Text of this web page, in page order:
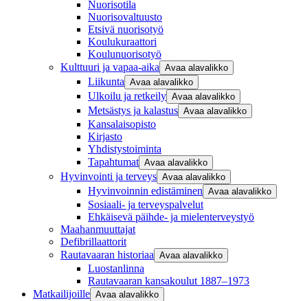
Nuorisotila
Nuorisovaltuusto
Etsivä nuorisotyö
Koulukuraattori
Koulunuorisotyö
Kulttuuri ja vapaa-aika Avaa alavalikko
Liikunta Avaa alavalikko
Ulkoilu ja retkeily Avaa alavalikko
Metsästys ja kalastus Avaa alavalikko
Kansalaisopisto
Kirjasto
Yhdistystoiminta
Tapahtumat Avaa alavalikko
Hyvinvointi ja terveys Avaa alavalikko
Hyvinvoinnin edistäminen Avaa alavalikko
Sosiaali- ja terveyspalvelut
Ehkäisevä päihde- ja mielenterveystyö
Maahanmuuttajat
Defibrillaattorit
Rautavaaran historiaa Avaa alavalikko
Luostanlinna
Rautavaaran kansakoulut 1887–1973
Matkailijoille Avaa alavalikko